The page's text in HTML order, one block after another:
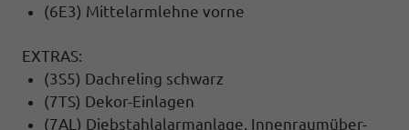
(6E3) Mittelarmlehne vorne
EXTRAS:
(3S5) Dachreling schwarz
(7TS) Dekor-Einlagen
(7AL) Diebstahlalarmanlage, Innenraumüber-